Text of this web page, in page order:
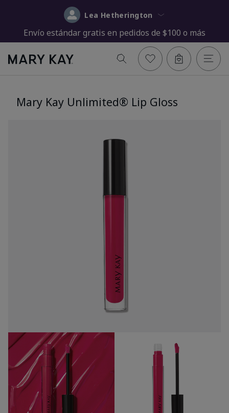
Lea Hetherington
Envío estándar gratis en pedidos de $100 o más
Mary Kay Unlimited® Lip Gloss